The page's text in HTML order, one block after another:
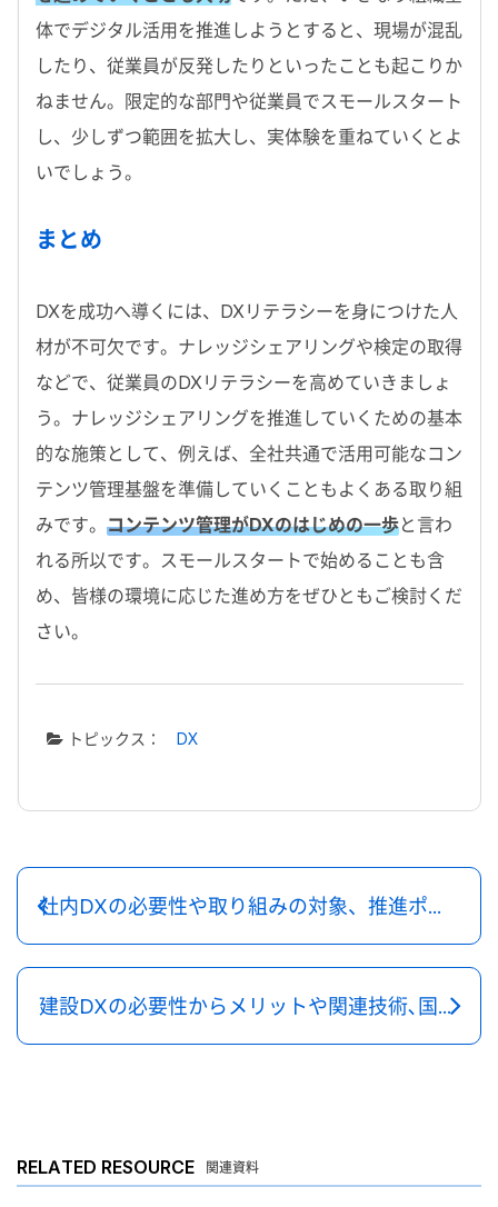
体でデジタル活用を推進しようとすると、現場が混乱
したり、従業員が反発したりといったことも起こりか
ねません。限定的な部門や従業員でスモールスタート
し、少しずつ範囲を拡大し、実体験を重ねていくとよ
いでしょう。
まとめ
DXを成功へ導くには、DXリテラシーを身につけた人
材が不可欠です。ナレッジシェアリングや検定の取得
などで、従業員のDXリテラシーを高めていきましょ
う。ナレッジシェアリングを推進していくための基本
的な施策として、例えば、全社共通で活用可能なコン
テンツ管理基盤を準備していくこともよくある取り組
みです。 コンテンツ管理がDXのはじめの一歩と言わ
れる所以です。スモールスタートで始めることも含
め、皆様の環境に応じた進め方をぜひともご検討くだ
さい。
トピックス： DX
社内DXの必要性や取り組みの対象、推進ポイントやツールまで一気に解説
建設DXの必要性からメリットや関連技術､国の取り組みまで解説
RELATED RESOURCE 関連資料